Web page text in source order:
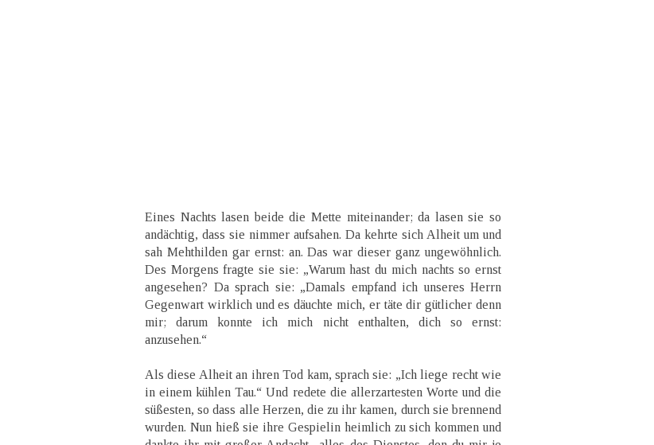
Eines Nachts lasen beide die Mette miteinander; da lasen sie so
andächtig, dass sie nimmer aufsahen. Da kehrte sich Alheit um und
sah Mehthilden gar ernst: an. Das war dieser ganz ungewöhnlich.
Des Morgens fragte sie sie: „Warum hast du mich nachts so ernst
angesehen? Da sprach sie: „Damals empfand ich unseres Herrn
Gegenwart wirklich und es däuchte mich, er täte dir gütlicher denn
mir; darum konnte ich mich nicht enthalten, dich so ernst:
anzusehen.“
Als diese Alheit an ihren Tod kam, sprach sie: „Ich liege recht wie
in einem kühlen Tau.“ Und redete die allerzartesten Worte und die
süßesten, so dass alle Herzen, die zu ihr kamen, durch sie brennend
wurden. Nun hieß sie ihre Gespielin heimlich zu sich kommen und